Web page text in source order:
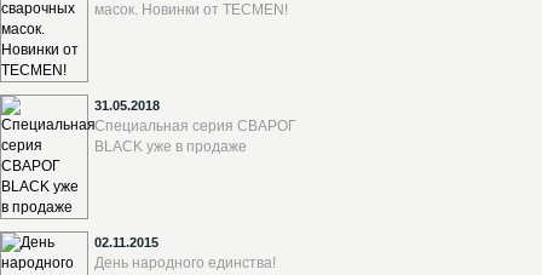
масок. Новинки от TECMEN!
31.05.2018
Специальная серия СВАРОГ
BLACK уже в продаже
02.11.2015
День народного единства!